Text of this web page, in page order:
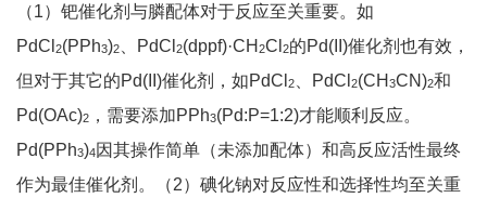
（1）钯催化剂与膦配体对于反应至关重要。如
PdCl 2(PPh3)2 、PdCl 2(dppf)·CH 2Cl 2的Pd(II)催化剂也有效，
但对于其它的Pd(II)催化剂，如PdCl 2 、PdCl 2(CH 3CN)2和
Pd(OAc)2 ，需要添加PPh3(Pd:P=1:2)才能顺利反应。
Pd(PPh3)4因其操作简单（未添加配体）和高反应活性最终
作为最佳催化剂。（2）碘化钠对反应性和选择性均至关重